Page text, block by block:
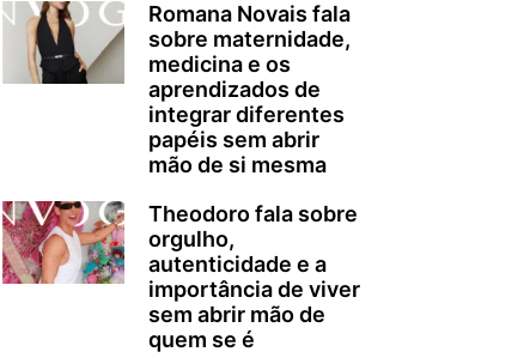
Romana Novais fala
sobre maternidade,
medicina e os
aprendizados de
integrar diferentes
papéis sem abrir
mão de si mesma
Theodoro fala sobre
orgulho,
autenticidade e a
importância de viver
sem abrir mão de
quem se é